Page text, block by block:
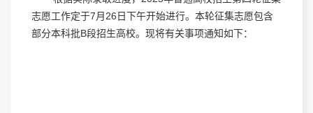
志愿工作定于7月26日下午开始进行。本轮征集志愿包含
部分本科批B段招生高校。现将有关事项通知如下：